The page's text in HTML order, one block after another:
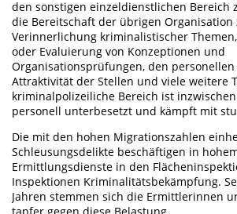
den sonstigen einzeldienstlichen Bereich
die Bereitschaft der übrigen Organisation
Verinnerlichung kriminalistischer
oder Evaluierung von Konzeptionen und
Organisationsprüfungen, den
Attraktivität der Stellen und viele weitere
kriminalpolizeiliche Bereich ist
personell unterbesetzt und kämpft mit
Die mit den hohen Migrationszahlen
Schleusungsdelikte beschäftigen in
Ermittlungsdienste in den
Inspektionen Kriminalitätsbekämpfung.
Jahren stemmen sich die Ermittlerinnen